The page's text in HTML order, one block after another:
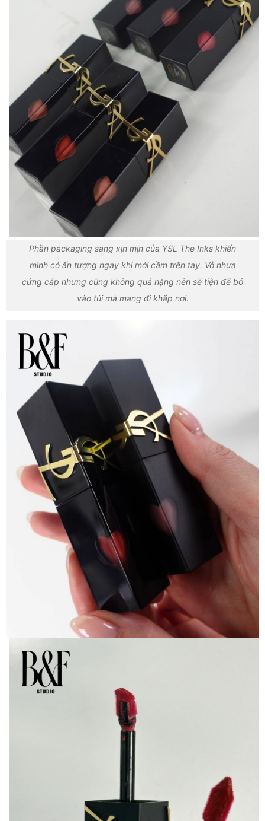
Phần packaging sang xịn mịn của YSL The Inks khiến
mình có ấn tượng ngay khi mới cầm trên tay. Vỏ nhựa
cứng cáp nhưng cũng không quá nặng nên sẽ tiện để bỏ
vào túi mà mang đi khắp nơi.